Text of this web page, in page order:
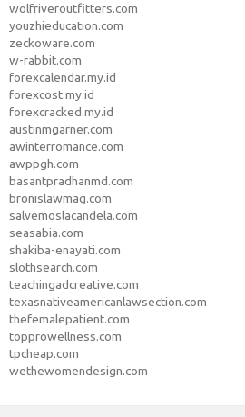
wolfriveroutfitters.com
youzhieducation.com
zeckoware.com
w-rabbit.com
forexcalendar.my.id
forexcost.my.id
forexcracked.my.id
austinmgarner.com
awinterromance.com
awppgh.com
basantpradhanmd.com
bronislawmag.com
salvemoslacandela.com
seasabia.com
shakiba-enayati.com
slothsearch.com
teachingadcreative.com
texasnativeamericanlawsection.com
thefemalepatient.com
topprowellness.com
tpcheap.com
wethewomendesign.com